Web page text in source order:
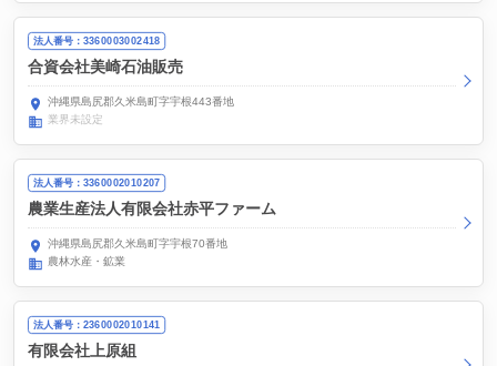
法人番号：3360003002418
合資会社美崎石油販売
沖縄県島尻郡久米島町字宇根443番地
業界未設定
法人番号：3360002010207
農業生産法人有限会社赤平ファーム
沖縄県島尻郡久米島町字宇根70番地
農林水産・鉱業
法人番号：2360002010141
有限会社上原組